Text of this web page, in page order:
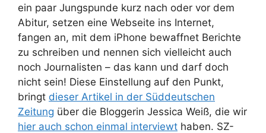
ein paar Jungspunde kurz nach oder vor dem
Abitur, setzen eine Webseite ins Internet,
fangen an, mit dem iPhone bewaffnet Berichte
zu schreiben und nennen sich vielleicht auch
noch Journalisten – das kann und darf doch
nicht sein! Diese Einstellung auf den Punkt,
bringt dieser Artikel in der Süddeutschen
Zeitung über die Bloggerin Jessica Weiß, die wir
hier auch schon einmal interviewt haben. SZ-